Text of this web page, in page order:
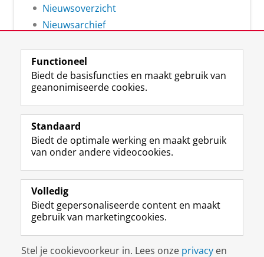
Nieuwsoverzicht
Nieuwsarchief
Volg de RUG
F
a
e
b
o
p
a
i
n
L
i
k
e
I
-
p
g
i
R
S
-
f
e
R
k
s
I
n
t
r
m
c
c
Y
o
T
e
k
a
a
Studiekiezers
Alumni
Over ons
Disclaimer & Copyright
Functioneel
Biedt de basisfuncties en maakt gebruik van
geanonimiseerde cookies.
Standaard
Biedt de optimale werking en maakt gebruik
van onder andere videocookies.
Volledig
Biedt gepersonaliseerde content en maakt
gebruik van marketingcookies.
Stel je cookievoorkeur in. Lees onze privacy en